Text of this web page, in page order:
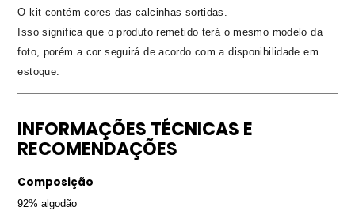
O kit contém cores das calcinhas sortidas.
Isso significa que o produto remetido terá o mesmo modelo da
foto, porém a cor seguirá de acordo com a disponibilidade em
estoque.
INFORMAÇÕES TÉCNICAS E
RECOMENDAÇÕES
Composição
92% algodão